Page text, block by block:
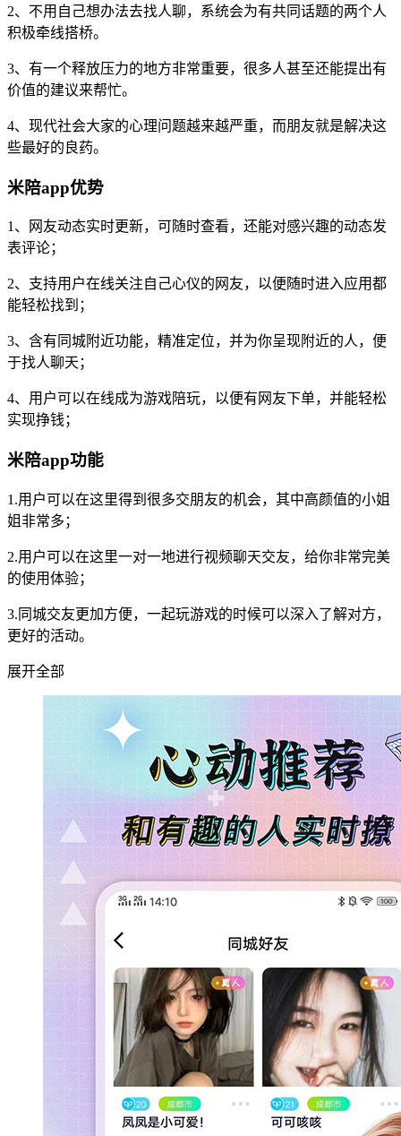
2、不用自己想办法去找人聊，系统会为有共同话题的两个人
积极牵线搭桥。
3、有一个释放压力的地方非常重要，很多人甚至还能提出有
价值的建议来帮忙。
4、现代社会大家的心理问题越来越严重，而朋友就是解决这
些最好的良药。
米陪app优势
1、网友动态实时更新，可随时查看，还能对感兴趣的动态发
表评论；
2、支持用户在线关注自己心仪的网友，以便随时进入应用都
能轻松找到；
3、含有同城附近功能，精准定位，并为你呈现附近的人，便
于找人聊天；
4、用户可以在线成为游戏陪玩，以便有网友下单，并能轻松
实现挣钱；
米陪app功能
1.用户可以在这里得到很多交朋友的机会，其中高颜值的小姐
姐非常多；
2.用户可以在这里一对一地进行视频聊天交友，给你非常完美
的使用体验；
3.同城交友更加方便，一起玩游戏的时候可以深入了解对方，
更好的活动。
展开全部